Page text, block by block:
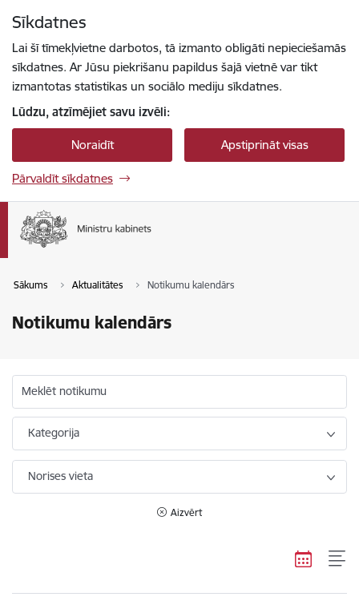
Sīkdatnes
Lai šī tīmekļvietne darbotos, tā izmanto obligāti nepieciešamās
sīkdatnes. Ar Jūsu piekrišanu papildus šajā vietnē var tikt
izmantotas statistikas un sociālo mediju sīkdatnes.
Lūdzu, atzīmējiet savu izvēli:
Noraidīt Apstiprināt visas
Pārvaldīt sīkdatnes
Sākums Aktualitātes Notikumu kalendārs
Notikumu kalendārs
Meklēt notikumu
Kategorija
Norises vieta
Aizvērt